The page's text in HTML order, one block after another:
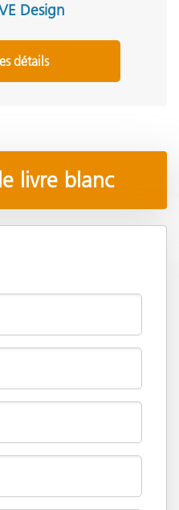
Design
détails
livre blanc